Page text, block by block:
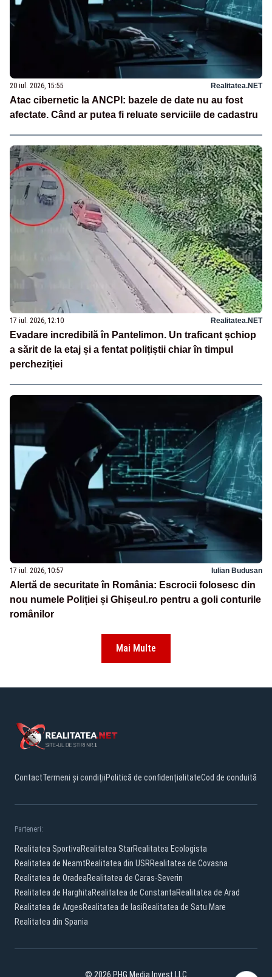
20 iul. 2026, 15:55 Realitatea.NET
Atac cibernetic la ANCPI: bazele de date nu au fost
afectate. Când ar putea fi reluate serviciile de cadastru
17 iul. 2026, 12:10 Realitatea.NET
Evadare incredibilă în Pantelimon. Un traficant șchiop
a sărit de la etaj și a fentat polițiștii chiar în timpul
percheziției
17 iul. 2026, 10:57 Iulian Budusan
Alertă de securitate în România: Escrocii folosesc din
nou numele Poliției și Ghișeul.ro pentru a goli conturile
românilor
Mai Multe
ContactTermeni și condițiiPolitică de confidențialitateCod de conduită
Parteneri:
Realitatea SportivaRealitatea StarRealitatea Ecologista
Realitatea de NeamtRealitatea din USRRealitatea de Covasna
Realitatea de OradeaRealitatea de Caras-Severin
Realitatea de HarghitaRealitatea de ConstantaRealitatea de Arad
Realitatea de ArgesRealitatea de IasiRealitatea de Satu Mare
Realitatea din Spania
© 2026 PHG Media Invest LLC